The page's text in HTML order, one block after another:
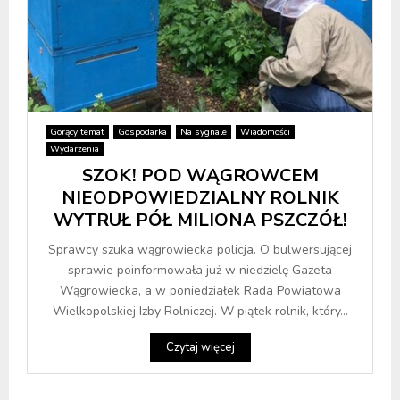
Gorący temat Gospodarka Na sygnale
Wiadomości
Wydarzenia
SZOK! POD WĄGROWCEM
NIEODPOWIEDZIALNY ROLNIK
WYTRUŁ PÓŁ MILIONA PSZCZÓŁ!
Sprawcy szuka wągrowiecka policja. O bulwersującej
sprawie poinformowała już w niedzielę Gazeta
Wągrowiecka, a w poniedziałek Rada Powiatowa
Wielkopolskiej Izby Rolniczej. W piątek rolnik, który...
Czytaj więcej